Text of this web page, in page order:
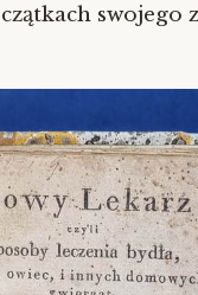
swojego